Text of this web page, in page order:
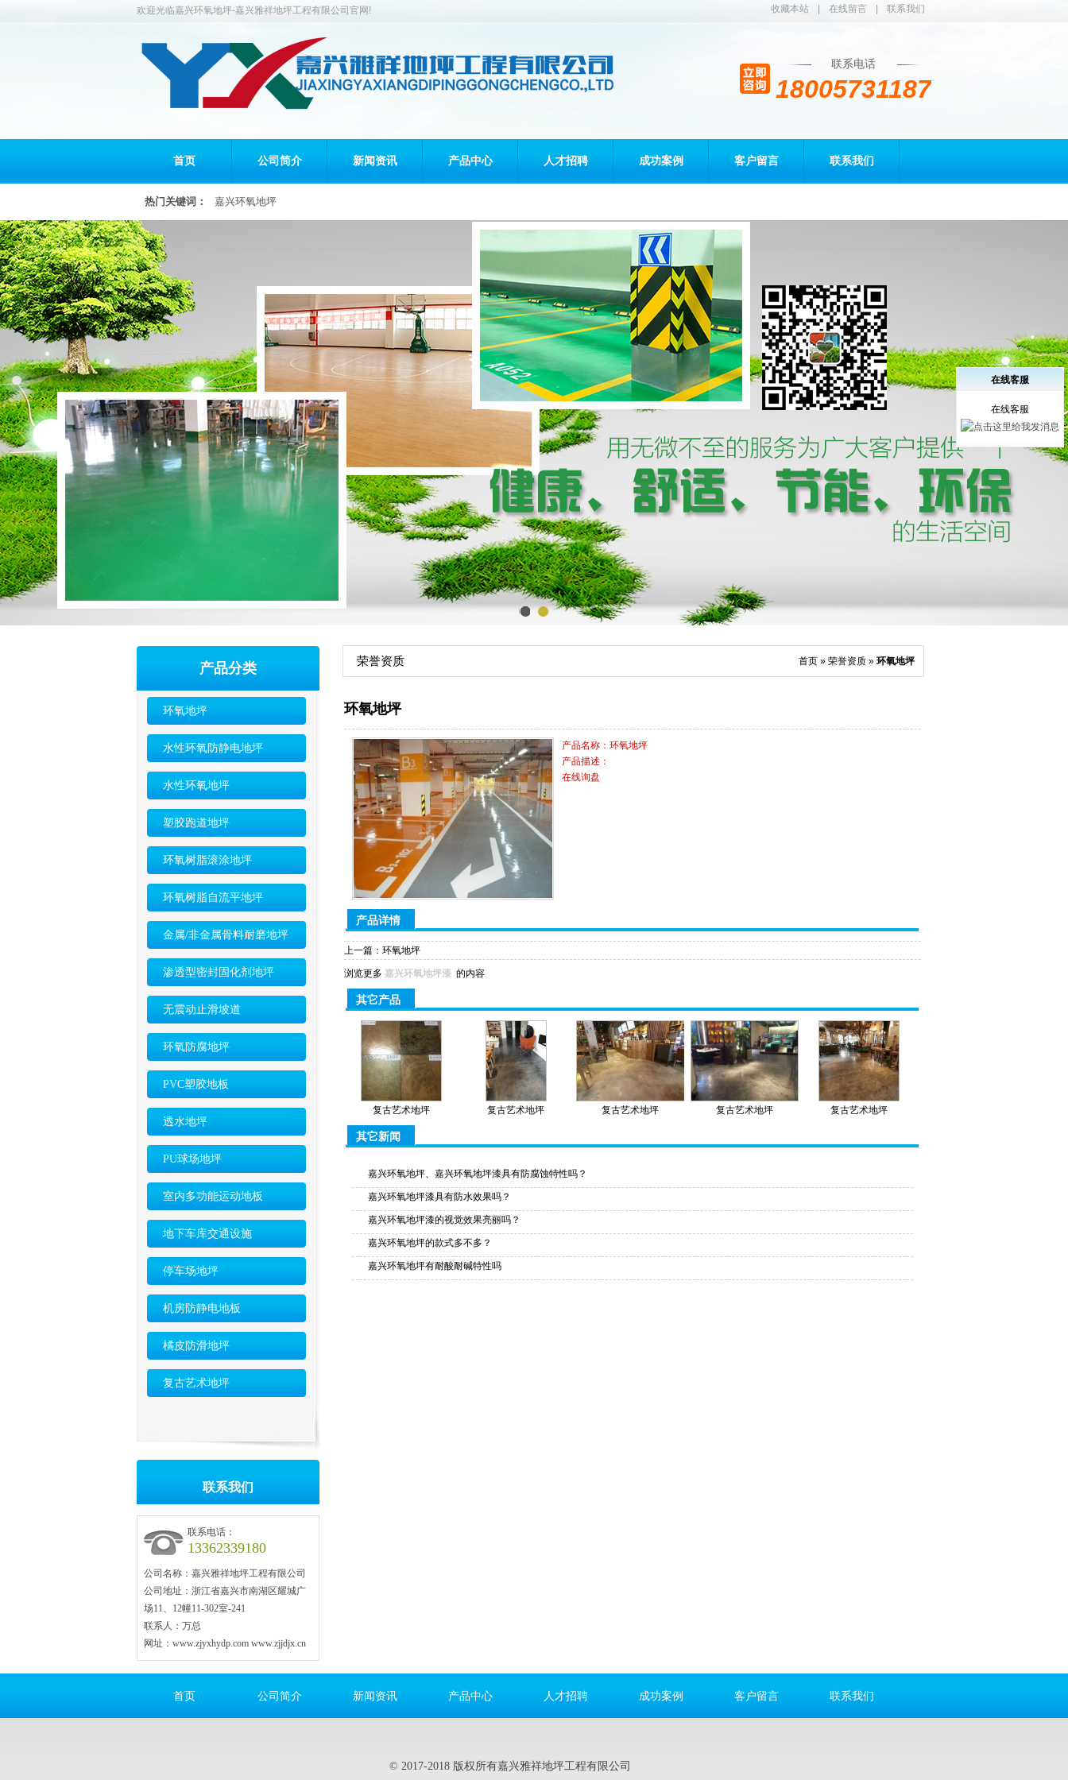
收藏本站 在线留言 联系我们
欢迎光临嘉兴环氧地坪-嘉兴雅祥地坪工程有限公司官网!
联系电话
18005731187
首页 公司简介 新闻资讯 产品中心 人才招聘 成功案例 客户留言 联系我们
热门关键词： 嘉兴环氧地坪
产品分类
环氧地坪
水性环氧防静电地坪
水性环氧地坪
塑胶跑道地坪
环氧树脂滚涂地坪
环氧树脂自流平地坪
金属/非金属骨料耐磨地坪
渗透型密封固化剂地坪
无震动止滑坡道
环氧防腐地坪
PVC塑胶地板
透水地坪
PU球场地坪
室内多功能运动地板
地下车库交通设施
停车场地坪
机房防静电地板
橘皮防滑地坪
复古艺术地坪
联系我们
联系电话：
13362339180
公司名称：嘉兴雅祥地坪工程有限公司
公司地址：浙江省嘉兴市南湖区耀城广
场11、12幢11-302室-241
联系人：万总
网址：www.zjyxhydp.com www.zjjdjx.cn
荣誉资质 首页 » 荣誉资质 » 环氧地坪
环氧地坪
产品名称：环氧地坪
产品描述：
在线询盘
产品详情
上一篇： 环氧地坪
浏览更多 嘉兴环氧地坪漆 的内容
其它产品
复古艺术地坪 复古艺术地坪 复古艺术地坪 复古艺术地坪 复古艺术地坪
其它新闻
嘉兴环氧地坪、嘉兴环氧地坪漆具有防腐蚀特性吗？
嘉兴环氧地坪漆具有防水效果吗？
嘉兴环氧地坪漆的视觉效果亮丽吗？
嘉兴环氧地坪的款式多不多？
嘉兴环氧地坪有耐酸耐碱特性吗
首页 公司简介 新闻资讯 产品中心 人才招聘 成功案例 客户留言 联系我们
© 2017-2018 版权所有嘉兴雅祥地坪工程有限公司
在线客服
在线客服